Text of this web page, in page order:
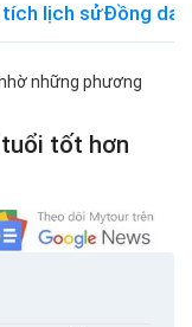
tích lịch sửĐồng dao
những phương
tốt hơn